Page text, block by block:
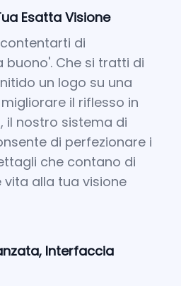
Esatta Visione
di
buono'. Che si tratti di
un logo su una
il riflesso in
il nostro sistema di
di perfezionare i
che contano di
vita alla tua visione
Interfaccia